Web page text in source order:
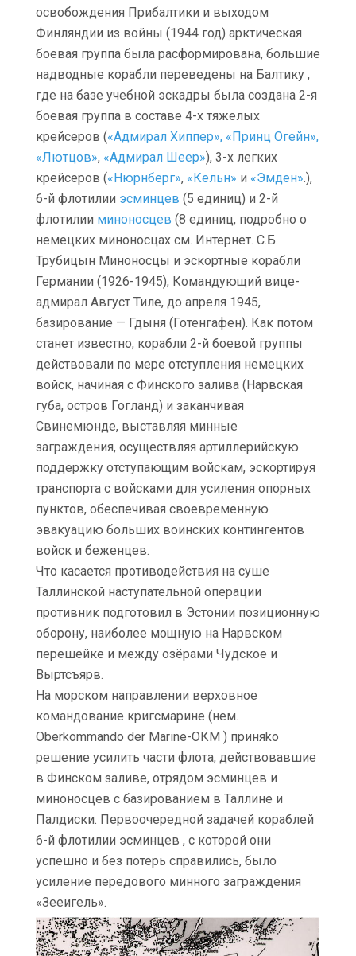
освобождения Прибалтики и выходом
Финляндии из войны (1944 год) арктическая
боевая группа была расформирована, большие
надводные корабли переведены на Балтику ,
где на базе учебной эскадры была создана 2-я
боевая группа в составе 4-х тяжелых
крейсеров («Адмирал Хиппер», «Принц Огейн»,
«Лютцов», «Адмирал Шеер»), 3-х легких
крейсеров («Нюрнберг», «Кельн» и «Эмден».),
6-й флотилии эсминцев (5 единиц) и 2-й
флотилии миноносцев (8 единиц, подробно о
немецких миноносцах см. Интернет. С.Б.
Трубицын Миноносцы и эскортные корабли
Германии (1926-1945), Командующий вице-
адмирал Август Тиле, до апреля 1945,
базирование — Гдыня (Готенгафен). Как потом
станет известно, корабли 2-й боевой группы
действовали по мере отступления немецких
войск, начиная с Финского залива (Нарвская
губа, остров Гогланд) и заканчивая
Свинемюнде, выставляя минные
заграждения, осуществляя артиллерийскую
поддержку отступающим войскам, эскортируя
транспорта с войсками для усиления опорных
пунктов, обеспечивая своевременную
эвакуацию больших воинских контингентов
войск и беженцев.
Что касается противодействия на суше
Таллинской наступательной операции
противник подготовил в Эстонии позиционную
оборону, наиболее мощную на Нарвском
перешейке и между озёрами Чудское и
Выртсъярв.
На морском направлении верховное
командование кригсмарине (нем.
Oberkommando der Marine-ОКМ ) приняkо
решение усилить части флота, действовавшие
в Финском заливе, отрядом эсминцев и
миноносцев с базированием в Таллине и
Палдиски. Первоочередной задачей кораблей
6-й флотилии эсминцев , с которой они
успешно и без потерь справились, было
усиление передового минного заграждения
«Зееигель».